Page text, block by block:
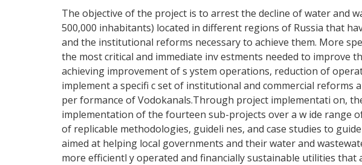
The objective of the project is to arrest the decline of water and
500,000 inhabitants) located in different regions of Russia that
and the institutional reforms necessary to achieve them. More
the most critical and immediate inv estments needed to improve
achieving improvement of s ystem operations, reduction of
implement a specifi c set of institutional and commercial reforms
per formance of Vodokanals.Through project implementati on,
implementation of the fourteen sub-projects over a w ide range
of replicable methodologies, guideli nes, and case studies to
aimed at helping local governments and their water and
more efficientl y operated and financially sustainable utilities